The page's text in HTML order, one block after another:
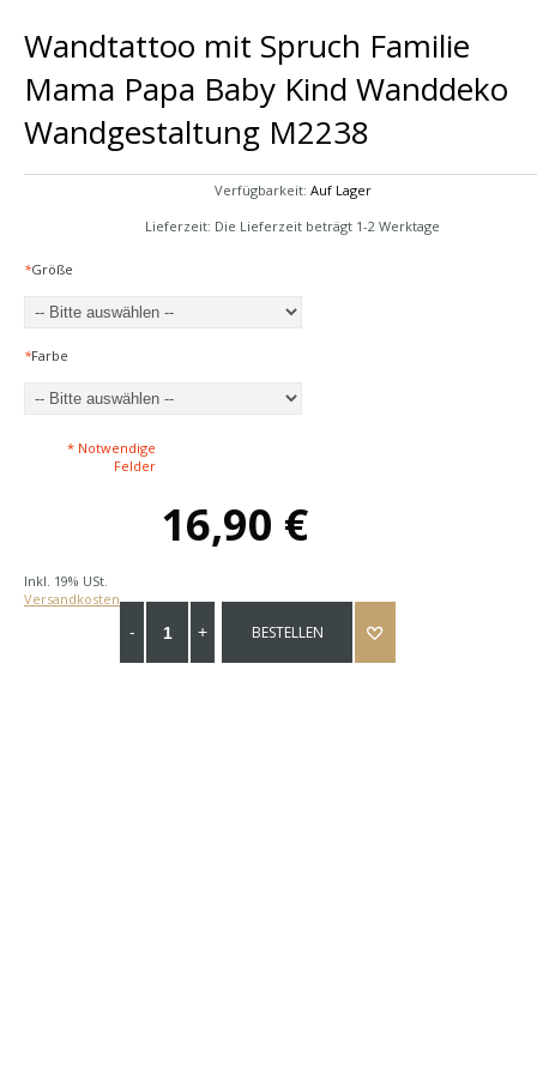
Wandtattoo mit Spruch Familie
Mama Papa Baby Kind Wanddeko
Wandgestaltung M2238
Verfügbarkeit: Auf Lager
Lieferzeit: Die Lieferzeit beträgt 1-2 Werktage
*Größe
*Farbe
* Notwendige
Felder
16,90 €
Inkl. 19% USt.
Versandkosten
BESTELLEN